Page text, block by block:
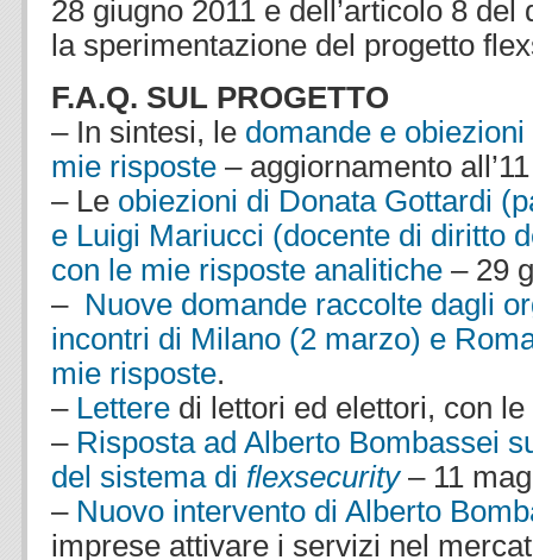
28 giugno 2011 e dell’articolo 8 del
la sperimentazione del progetto
F.A.Q. SUL PROGETTO
– In sintesi, le domande e
mie risposte – aggiornamento
– Le obiezioni di Donata Gottardi
e Luigi Mariucci (docente di diritto
con le mie risposte analitiche – 29
– Nuove domande raccolte dagli
incontri di Milano (2 marzo) e
mie risposte.
– Lettere di lettori ed elettori, con
– Risposta ad Alberto Bombassei
del sistema di flexsecurity – 11
– Nuovo intervento di Alberto
imprese attivare i servizi nel